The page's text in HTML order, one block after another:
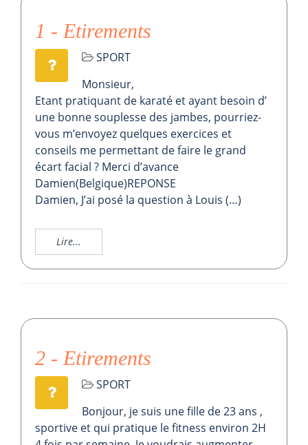
1 - Etirements
SPORT
Monsieur,
Etant pratiquant de karaté et ayant besoin d’
une bonne souplesse des jambes, pourriez-
vous m’envoyez quelques exercices et
conseils me permettant de faire le grand
écart facial ? Merci d’avance
Damien(Belgique)REPONSE
Damien, J’ai posé la question à Louis (…)
Lire...
2 - Etirements
SPORT
Bonjour, je suis une fille de 23 ans ,
sportive et qui pratique le fitness environ 2H